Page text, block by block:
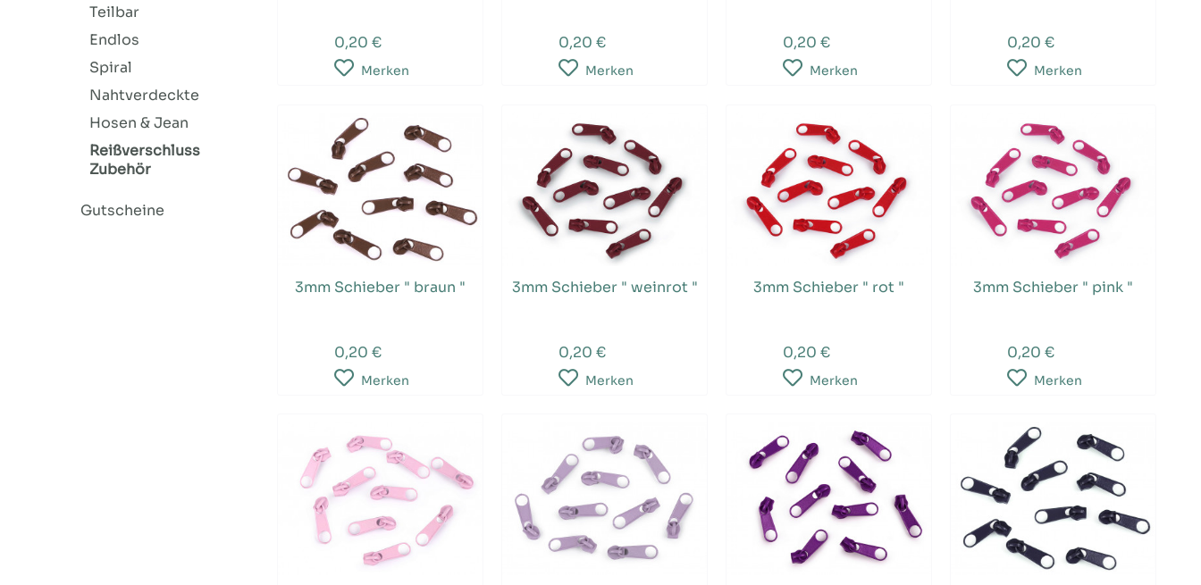
Teilbar
Endlos
Spiral
Nahtverdeckte
Hosen & Jean
Reißverschluss
Zubehör
Gutscheine
0,20 €
Merken
0,20 €
Merken
0,20 €
Merken
0,20 €
Merken
3mm Schieber " braun "
0,20 €
Merken
3mm Schieber " weinrot "
0,20 €
Merken
3mm Schieber " rot "
0,20 €
Merken
3mm Schieber " pink "
0,20 €
Merken